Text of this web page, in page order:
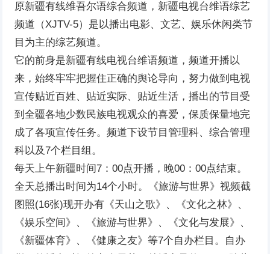
原新疆有线维吾尔语综合频道，新疆电视台维语综艺
频道（XJTV-5）是以播出电影、文艺、娱乐休闲类节
目为主的综艺频道。
它的前身是新疆有线电视台维语频道，频道开播以
来，始终牢牢把握住正确的舆论导向，努力做到电视
宣传贴近百姓、贴近实际、贴近生活，播出的节目受
到全疆各地少数民族电视观众的喜爱，保质保量地完
成了各项宣传任务。频道下设节目管理科、综合管理
科以及7个栏目组。
每天上午新疆时间7：00点开播，晚00：00点结束。
全天总播出时间为14个小时。《旅游与世界》视频截
图照(16张)现开办有《天山之歌》、《文化之林》、
《娱乐空间》、《旅游与世界》、《文化与发展》、
《新疆体育》、《健康之友》等7个自办栏目。自办